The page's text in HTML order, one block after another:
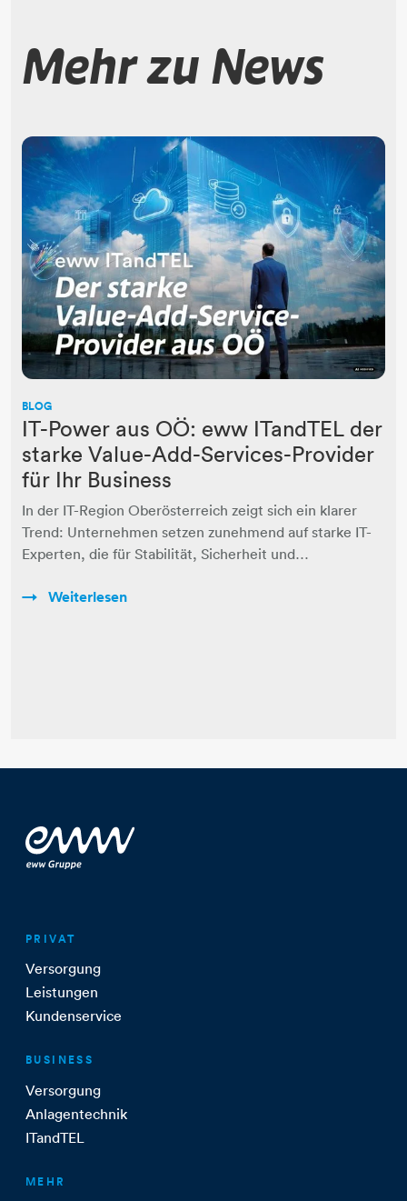
Mehr zu News
BLOG
IT-Power aus OÖ: eww ITandTEL der
starke Value-Add-Services-Provider
für Ihr Business
In der IT-Region Oberösterreich zeigt sich ein klarer
Trend: Unternehmen setzen zunehmend auf starke IT-
Experten, die für Stabilität, Sicherheit und…
Weiterlesen
PRIVAT
Versorgung
Leistungen
Kundenservice
BUSINESS
Versorgung
Anlagentechnik
ITandTEL
MEHR